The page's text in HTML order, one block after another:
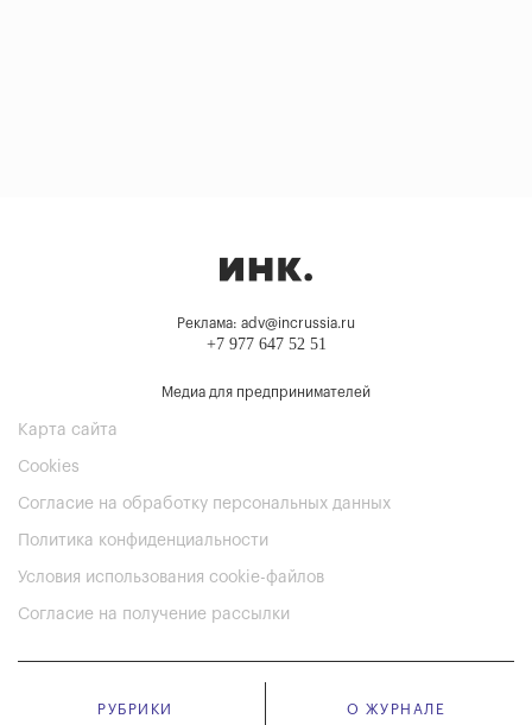
Реклама: adv@incrussia.ru
+7 977 647 52 51
Медиа для предпринимателей
Карта сайта
Cookies
Согласие на обработку персональных данных
Политика конфиденциальности
Условия использования cookie-файлов
Согласие на получение рассылки
РУБРИКИ О ЖУРНАЛЕ